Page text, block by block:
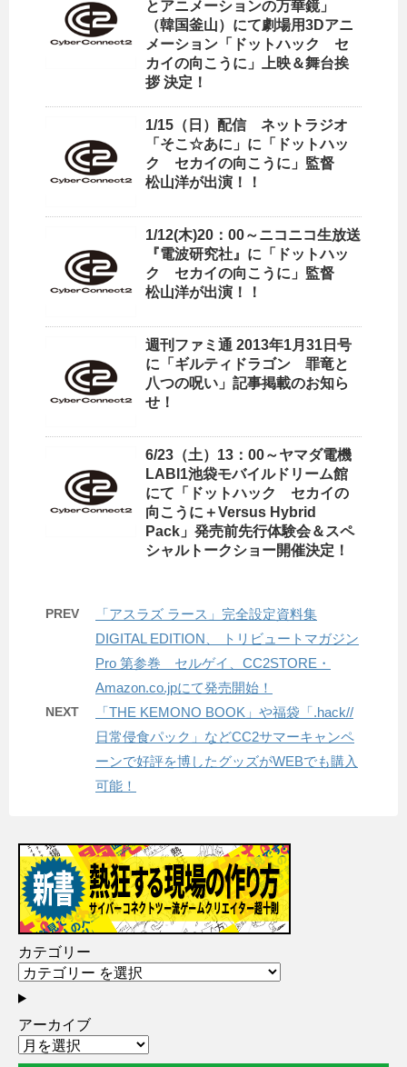
とアニメーションの万華鏡」
（韓国釜山）にて劇場用3Dアニ
メーション「ドットハック セ
カイの向こうに」上映＆舞台挨
拶 決定！
1/15（日）配信 ネットラジオ
「そこ☆あに」に「ドットハッ
ク セカイの向こうに」監督
松山洋が出演！！
1/12(木)20：00～ニコニコ生放送
『電波研究社』に「ドットハッ
ク セカイの向こうに」監督
松山洋が出演！！
週刊ファミ通 2013年1月31日号
に「ギルティドラゴン 罪竜と
八つの呪い」記事掲載のお知ら
せ！
6/23（土）13：00～ヤマダ電機
LABI1池袋モバイルドリーム館
にて「ドットハック セカイの
向こうに＋Versus Hybrid
Pack」発売前先行体験会＆スペ
シャルトークショー開催決定！
PREV
「アスラズ ラース」完全設定資料集
DIGITAL EDITION、 トリビュートマガジン
Pro 第参巻 セルゲイ、CC2STORE・
Amazon.co.jpにて発売開始！
NEXT
「THE KEMONO BOOK」や福袋「.hack//
日常侵食パック」などCC2サマーキャンペ
ーンで好評を博したグッズがWEBでも購入
可能！
カテゴリー
アーカイブ